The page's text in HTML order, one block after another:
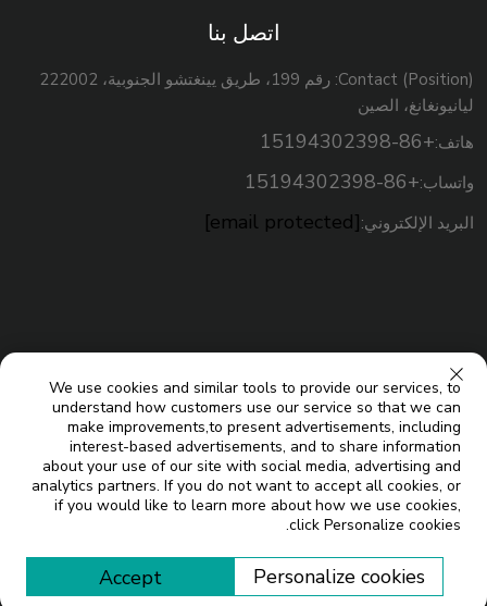
اتصل بنا
Contact (Position): رقم 199، طريق يينغتشو الجنوبية، 222002
ليانيونغانغ، الصين
هاتف:+86-15194302398
واتساب:+86-15194302398
البريد الإلكتروني:[email protected]
حقوق النسخ © شركة جيانغسو ميكو للطاقة الشمسية المحدودة. جميع
الحقوق محفوظة |
We use cookies and similar tools to provide our services, to
understand how customers use our service so that we can
make improvements,to present advertisements, including
interest-based advertisements, and to share information
about your use of our site with social media, advertising and
analytics partners. If you do not want to accept all cookies, or
if you would like to learn more about how we use cookies,
click Personalize cookies.
Personalize cookies
Accept